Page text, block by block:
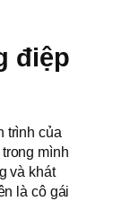
điệp
trình của
mình
và khát
là cô gái